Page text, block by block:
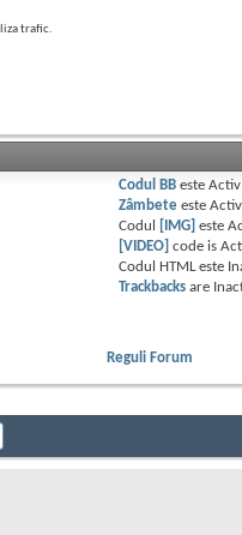
trafic.
Codul BB esteActiv
Zâmbete esteActiv
Codul
[IMG] este
[VIDEO] code is
Codul HTML este
Trackbacks are
Reguli Forum